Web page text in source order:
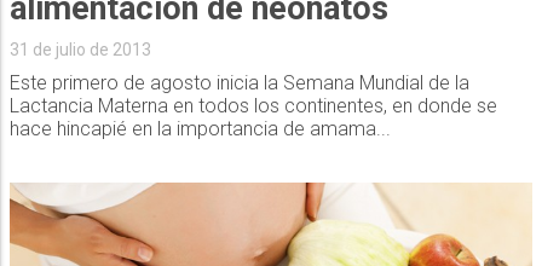
31 de julio de 2013
Este primero de agosto inicia la Semana Mundial de la
Lactancia Materna en todos los continentes, en donde se
hace hincapié en la importancia de amama...